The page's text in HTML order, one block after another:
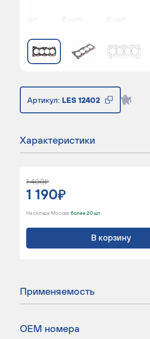
Артикул: LES 12402
Характеристики
1 400
1 190
На складе Москва :более 20 шт.
В корзину
Применяемость
ОЕМ номера